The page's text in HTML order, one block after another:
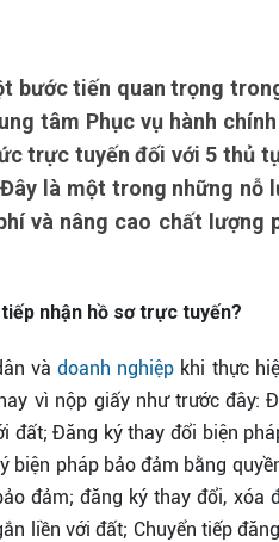
bước tiến quan trọng
tâm Phục vụ hành
trực tuyến đối với 5 thủ
là một trong những nỗ
và nâng cao chất lượng
nhận hồ sơ trực tuyến?
vàdoanh nghiệp khi thực
vì nộp giấy như trước đây:
đất; Đăng ký thay đổi biện
biện pháp bảo đảm bằng
đảm; đăng ký thay đổi,
liền với đất; Chuyển tiếp